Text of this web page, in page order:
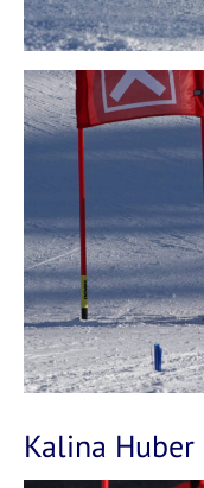
Kalina Huber